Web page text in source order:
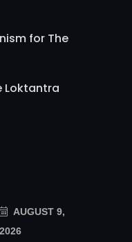
for The
Loktantra
AUGUST 9,
2026